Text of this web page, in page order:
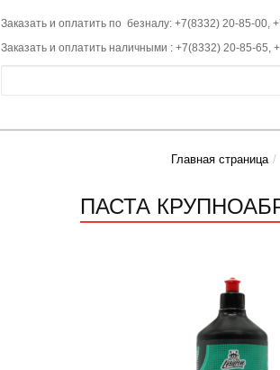
Заказать и оплатить по безналу: +7(8332) 20-85-00,
Заказать и оплатить наличными : +7(8332) 20-85-65,
Главная страница
ПАСТА